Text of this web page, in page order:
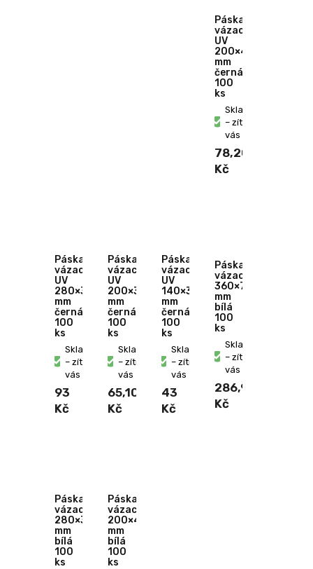
Páska
vázací
UV
200×4,8
mm
černá
100
ks
Skladem
– zítra u
vás
78,20
Kč
Páska
vázací
UV
280×3,6
mm
černá
100
ks
Skladem
– zítra u
vás
93
Kč
Páska
vázací
UV
200×3,6
mm
černá
100
ks
Skladem
– zítra u
vás
65,10
Kč
Páska
vázací
UV
140×3,6
mm
černá
100
ks
Skladem
– zítra u
vás
43
Kč
Páska
vázací
360×7,5
mm
bílá
100
ks
Skladem
– zítra u
vás
286,90
Kč
Páska
vázací
280×3,5
mm
bílá
100
ks
Páska
vázací
200×4,5
mm
bílá
100
ks